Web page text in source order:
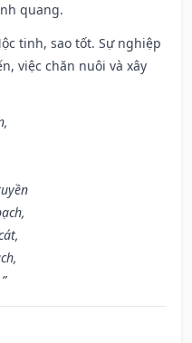
quang.
tinh, sao tốt. Sự nghiệp
việc chăn nuôi và xây